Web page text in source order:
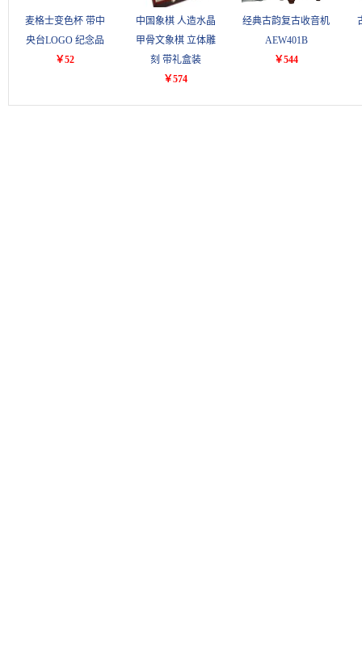
麦格士变色杯 带中
央台LOGO 纪念品
￥52
中国象棋 人造水晶
甲骨文象棋 立体雕
刻 带礼盒装
￥574
经典古韵复古收音机
AEW401B
￥544